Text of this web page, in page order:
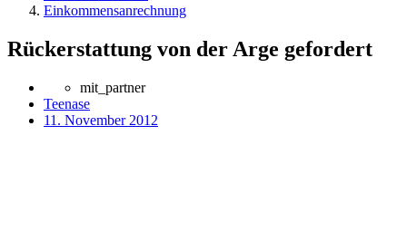
Einkommensanrechnung
Rückerstattung von der Arge gefordert
mit_partner
Teenase
11. November 2012